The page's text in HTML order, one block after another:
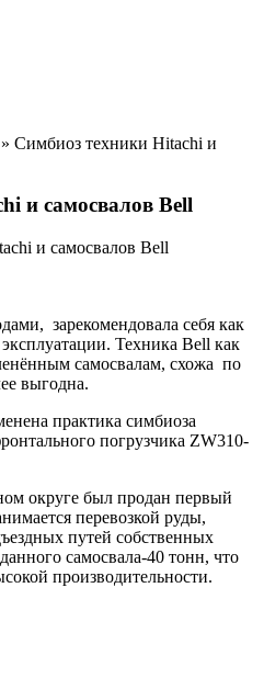
» Симбиоз техники Hitachi и
и самосвалов Bell
зарекомендовала себя как
Техника Bell как
самосвалам, схожа по
выгодна.
практика симбиоза
погрузчика ZW310-
округе был продан первый
перевозкой руды,
путей собственных
самосвала-40 тонн, что
производительности.